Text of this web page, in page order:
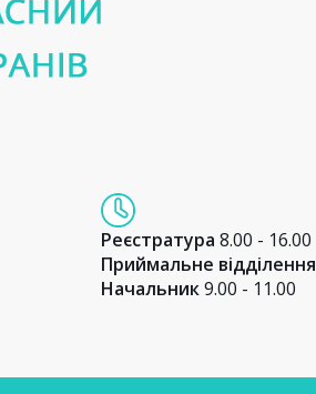
Реєстратура 8.00 - 16.00
Приймальне відділення
Начальник9.00 - 11.00